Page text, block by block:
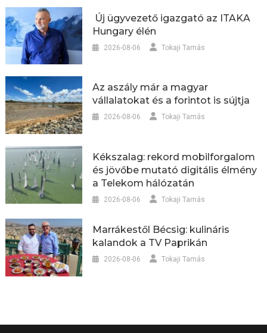
Új ügyvezető igazgató az ITAKA
Hungary élén
2026-08-06 Tokaji Tamás
Az aszály már a magyar
vállalatokat és a forintot is sújtja
2026-08-06 Tokaji Tamás
Kékszalag: rekord mobilforgalom
és jövőbe mutató digitális élmény
a Telekom hálózatán
2026-08-06 Tokaji Tamás
Marrákestől Bécsig: kulináris
kalandok a TV Paprikán
2026-08-06 Tokaji Tamás